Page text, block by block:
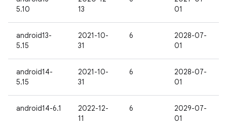
5.10
13
01
android13-
5.15
2021-10-
31
6
2028-07-
01
android14-
5.15
2021-10-
31
6
2028-07-
01
android14-6.1
2022-12-
11
6
2029-07-
01